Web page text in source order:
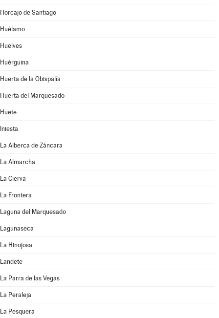
Horcajo de Santiago
Huélamo
Huelves
Huérguina
Huerta de la Obispalía
Huerta del Marquesado
Huete
Iniesta
La Alberca de Záncara
La Almarcha
La Cierva
La Frontera
Laguna del Marquesado
Lagunaseca
La Hinojosa
Landete
La Parra de las Vegas
La Peraleja
La Pesquera